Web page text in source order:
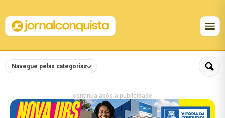
Navegue pelas categorias
continua após a publicidade